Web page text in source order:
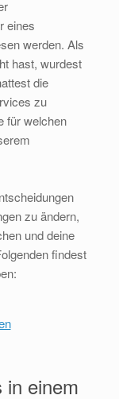
eines
werden. Als
hast, wurdest
die
zu
für welchen
zu ändern,
und deine
findest
in einem